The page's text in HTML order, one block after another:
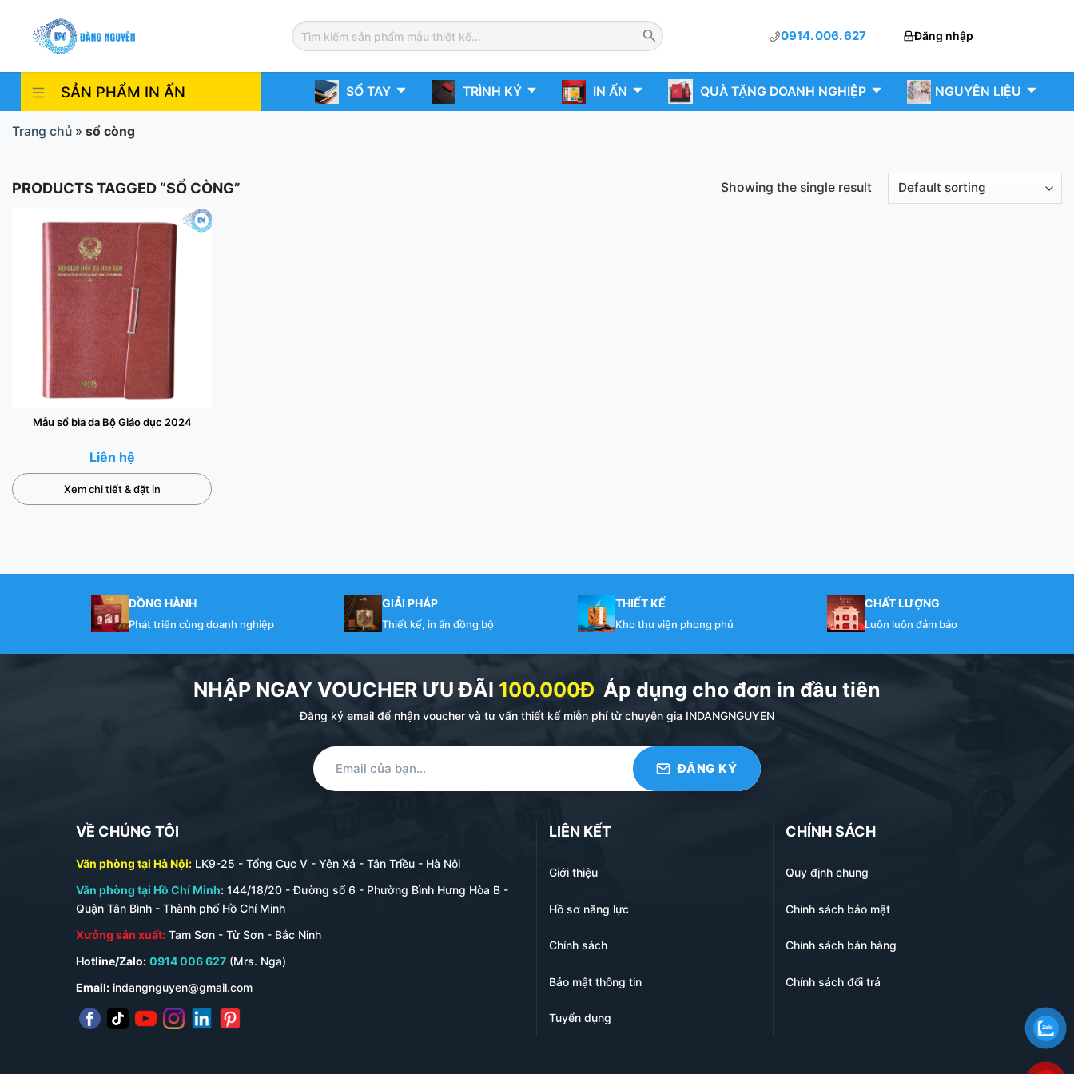
content
0914. 006. 627 Đăng nhập
SẢN PHẨM IN ẤN SỔ TAY TRÌNH KÝ IN ẤN QUÀ TẶNG DOANH NGHIỆP NGUYÊN LIỆU
Trang chủ » sổ còng
PRODUCTS TAGGED “SỔ CÒNG” Showing the single result
Mẫu sổ bìa da Bộ Giáo dục 2024
Liên hệ
Xem chi tiết & đặt in
ĐỒNG HÀNH
Phát triển cùng doanh nghiệp
GIẢI PHÁP
Thiết kế, in ấn đồng bộ
THIẾT KẾ
Kho thư viện phong phú
CHẤT LƯỢNG
Luôn luôn đảm bảo
NHẬP NGAY VOUCHER ƯU ĐÃI 100.000Đ Áp dụng cho đơn in đầu tiên
Đăng ký email để nhận voucher và tư vấn thiết kế miễn phí từ chuyên gia INDANGNGUYEN
VỀ CHÚNG TÔI
Văn phòng tại Hà Nội: LK9-25 - Tổng Cục V - Yên Xá - Tân Triều - Hà Nội
Văn phòng tại Hồ Chí Minh: 144/18/20 - Đường số 6 - Phường Bình Hưng Hòa B -
Quận Tân Bình - Thành phố Hồ Chí Minh
Xưởng sản xuất: Tam Sơn - Từ Sơn - Bắc Ninh
Hotline/Zalo: 0914 006 627 (Mrs. Nga)
Email: indangnguyen@gmail.com
LIÊN KẾT
Giới thiệu
Hồ sơ năng lực
Chính sách
Bảo mật thông tin
Tuyển dụng
CHÍNH SÁCH
Quy định chung
Chính sách bảo mật
Chính sách bán hàng
Chính sách đổi trả